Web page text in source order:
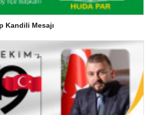
Kandili Mesajı